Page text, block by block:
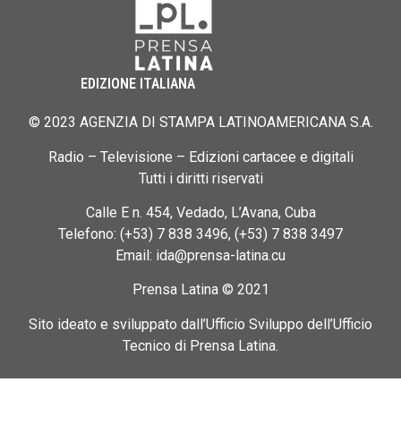
EDIZIONE ITALIANA
© 2023 AGENZIA DI STAMPA LATINOAMERICANA S.A.
Radio – Televisione – Edizioni cartacee e digitali
Tutti i diritti riservati
Calle E n. 454, Vedado, L’Avana, Cuba
Telefono: (+53) 7 838 3496, (+53) 7 838 3497
Email: ida@prensa-latina.cu
Prensa Latina © 2021
Sito ideato e sviluppato dall’Ufficio Sviluppo dell’Ufficio
Tecnico di Prensa Latina.